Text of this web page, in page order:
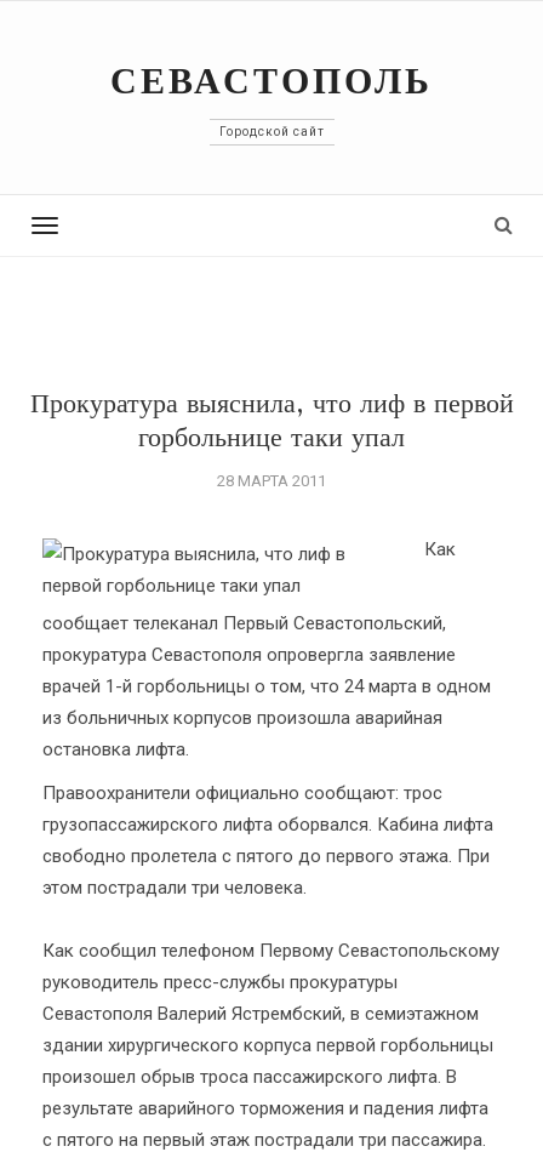
СЕВАСТОПОЛЬ
Городской сайт
Toggle
Прокуратура выяснила, что лиф в первой
горбольнице таки упал
28 МАРТА 2011
Как
сообщает телеканал Первый Севастопольский,
прокуратура Севастополя опровергла заявление
врачей 1-й горбольницы о том, что 24 марта в одном
из больничных корпусов произошла аварийная
остановка лифта.
Правоохранители официально сообщают: трос
грузопассажирского лифта оборвался. Кабина лифта
свободно пролетела с пятого до первого этажа. При
этом пострадали три человека.
Как сообщил телефоном Первому Севастопольскому
руководитель пресс-службы прокуратуры
Севастополя Валерий Ястрембский, в семиэтажном
здании хирургического корпуса первой горбольницы
произошел обрыв троса пассажирского лифта. В
результате аварийного торможения и падения лифта
с пятого на первый этаж пострадали три пассажира.